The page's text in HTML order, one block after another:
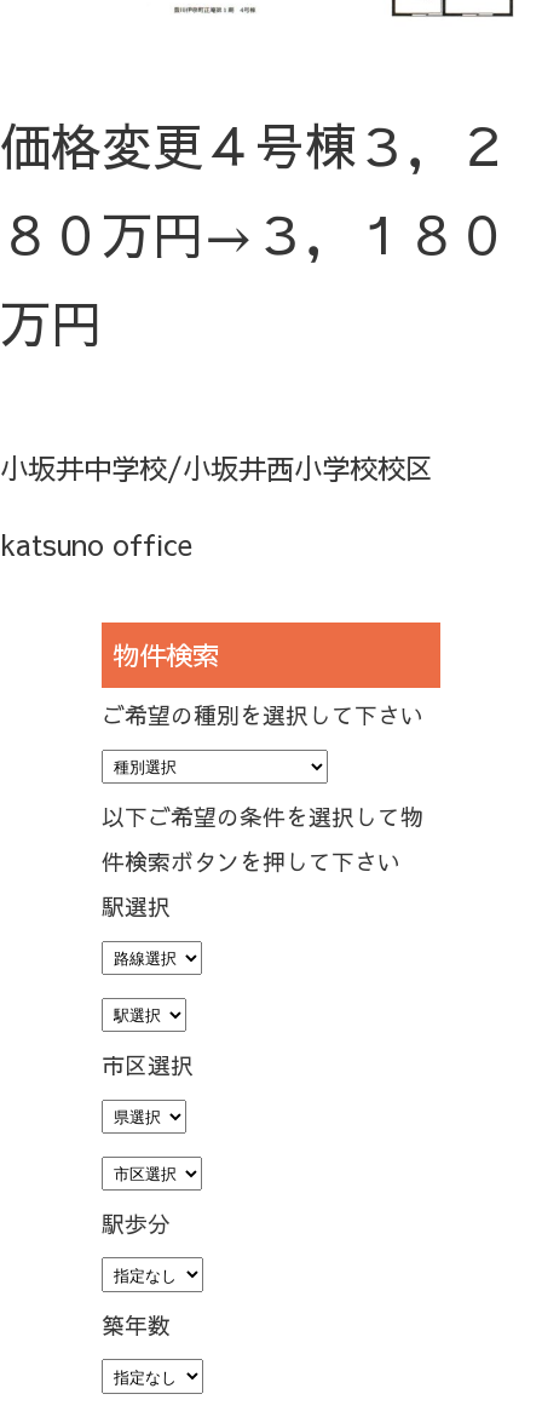
価格変更４号棟３，２
８０万円→３，１８０
万円
小坂井中学校/小坂井西小学校校区
katsuno office
物件検索
ご希望の種別を選択して下さい
以下ご希望の条件を選択して物
件検索ボタンを押して下さい
駅選択
市区選択
駅歩分
築年数